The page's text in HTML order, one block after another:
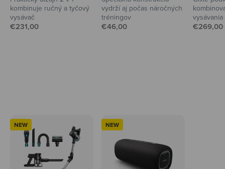
kombinuje ručný a tyčový
vysávač
Predajná cena
€231,00
vydrží aj počas náročných
tréningov
Predajná cena
€46,00 Predajná
€269,00
NEW NEW